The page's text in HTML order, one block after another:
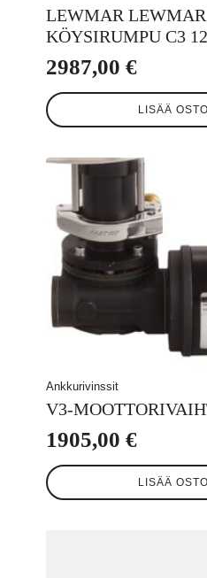
LEWMAR
KÖYSIRUMPU C3
2987,00 €
LISÄÄ
Ankkurivinssit
V3-
1905,00 €
LISÄÄ